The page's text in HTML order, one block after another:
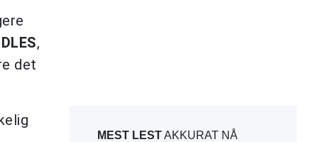
,
det
MEST LESTAKKURAT NÅ